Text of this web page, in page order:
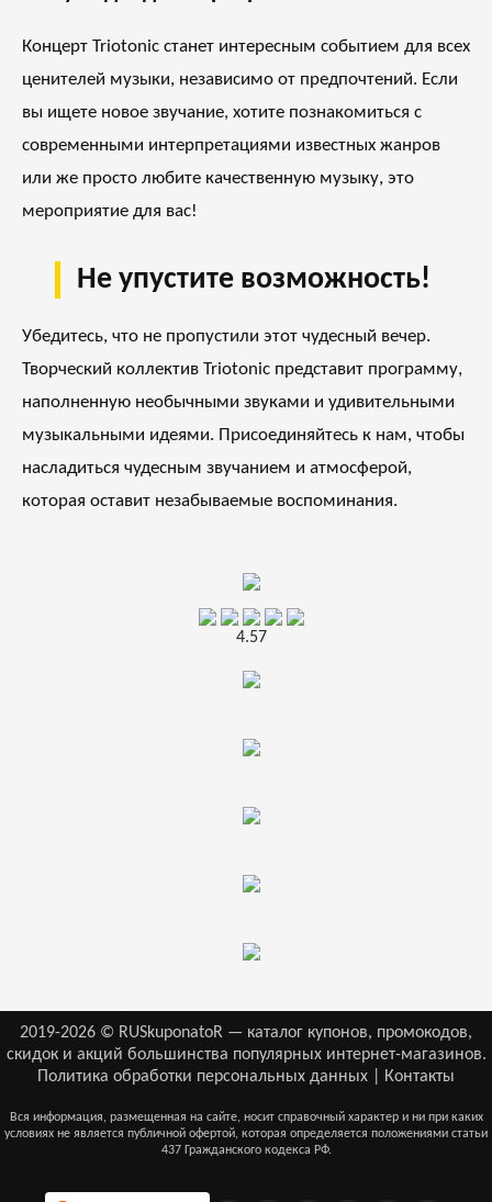
Концерт Triotonic станет интересным событием для всех
ценителей музыки, независимо от предпочтений. Если
вы ищете новое звучание, хотите познакомиться с
современными интерпретациями известных жанров
или же просто любите качественную музыку, это
мероприятие для вас!
Не упустите возможность!
Убедитесь, что не пропустили этот чудесный вечер.
Творческий коллектив Triotonic представит программу,
наполненную необычными звуками и удивительными
музыкальными идеями. Присоединяйтесь к нам, чтобы
насладиться чудесным звучанием и атмосферой,
которая оставит незабываемые воспоминания.
4.57
2019-2026 © RUSkuponatoR — каталог купонов, промокодов,
скидок и акций большинства популярных интернет-магазинов.
Политика обработки персональных данных
Контакты
Вся информация, размещенная на сайте, носит справочный характер и ни при каких
условиях не является публичной офертой, которая определяется положениями статьи
437 Гражданского кодекса РФ.